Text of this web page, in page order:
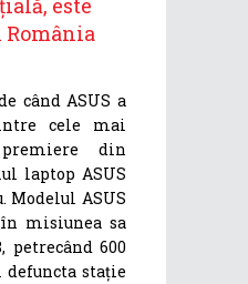
este
când ASUS a
cele mai
premiere din
laptop ASUS
ASUS
misiunea sa
petrecând 600
defuncta stație